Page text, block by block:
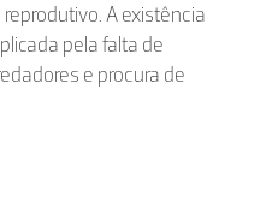
A existência
pela falta de
e procura de